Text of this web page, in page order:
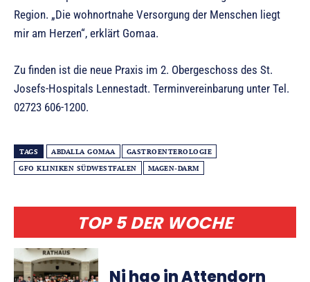
TOP 5 DER WOCHE
Ni hao in Attendorn
Region. „Die wohnortnahe Versorgung der Menschen liegt
mir am Herzen“, erklärt Gomaa.
Zu finden ist die neue Praxis im 2. Obergeschoss des St.
Josefs-Hospitals Lennestadt. Terminvereinbarung unter Tel.
02723 606-1200.
TAGS ABDALLA GOMAA
GASTROENTEROLOGIE
GFO KLINIKEN SÜDWESTFALEN
MAGEN-DARM